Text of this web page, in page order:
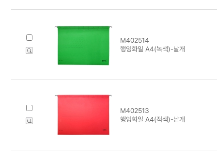
M402514
행잉화일 A4(녹색)-낱개
M402513
행잉화일 A4(적색)-낱개